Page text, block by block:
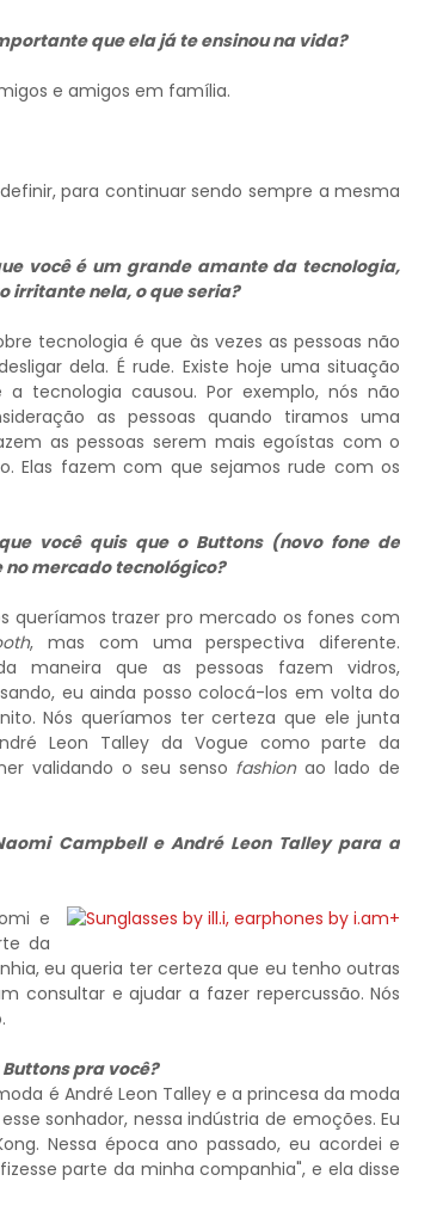
que ela já te ensinou na vida?
e amigos em família.
para continuar sendo sempre a mesma
você é um grande amante da tecnologia,
irritante nela, o que seria?
tecnologia é que às vezes as pessoas não
dela. É rude. Existe hoje uma situação
a tecnologia causou. Por exemplo, nós não
as pessoas quando tiramos uma
as pessoas serem mais egoístas com o
Elas fazem com que sejamos rude com os
você quis que o Buttons (novo fone de
mercado tecnológico?
queríamos trazer pro mercado os fones com
, mas com uma perspectiva diferente.
maneira que as pessoas fazem vidros,
eu ainda posso colocá-los em volta do
Nós queríamos ter certeza que ele junta
Leon Talley da Vogue como parte da
validando o seu senso fashionao lado de
Campbell e André Leon Talley para a
e
da
eu queria ter certeza que eu tenho outras
consultar e ajudar a fazer repercussão. Nós
pra você?
é André Leon Talley e a princesa da moda
sonhador, nessa indústria de emoções. Eu
Nessa época ano passado, eu acordei e
parte da minha companhia", e ela disse